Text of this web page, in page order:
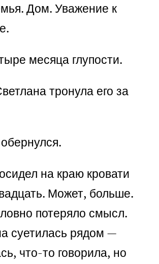
Дом. Уважение к
месяца глупости.
тронула его за
на краю кровати
Может, больше.
потеряло смысл.
суетилась рядом —
что-то говорила, но